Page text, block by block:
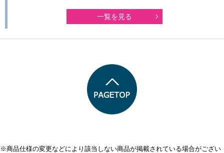
一覧を見る
※商品仕様の変更などにより該当しない商品が掲載されている場合がござい